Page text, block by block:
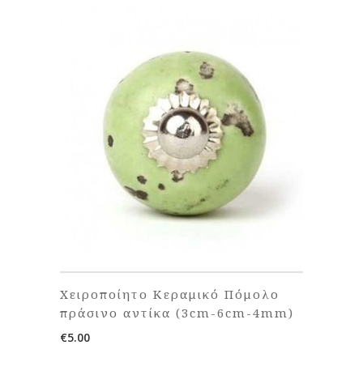
Χειροποίητο Κεραμικό Πόμολο
πράσινο αντίκα (3cm-6cm-4mm)
€5.00